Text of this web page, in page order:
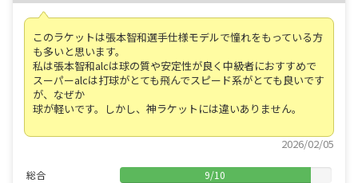
このラケットは張本智和選手仕様モデルで憧れをもっている方
も多いと思います。
私は張本智和alcは球の質や安定性が良く中級者におすすめで
スーパーalcは打球がとても飛んでスピード系がとても良いです
が、なぜか
球が軽いです。しかし、神ラケットには違いありません。
2026/02/05
総合 9/10